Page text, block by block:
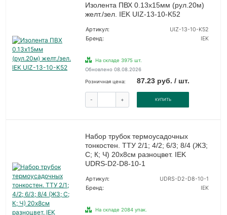
Изолента ПВХ 0.13х15мм (рул.20м)
желт./зел. IEK UIZ-13-10-K52
Артикул:
UIZ-13-10-K52
Бренд:
IEK
На складе 3975 шт.
Обновлено 08.08.2026
Розничная цена: 87.23 руб. / шт.
- + КУПИТЬ
Набор трубок термоусадочных
тонкостен. ТТУ 2/1; 4/2; 6/3; 8/4 (ЖЗ;
С; К; Ч) 20х8см разноцвет. IEK
UDRS-D2-D8-10-1
Артикул:
UDRS-D2-D8-10-1
Бренд:
IEK
На складе 2084 упак.